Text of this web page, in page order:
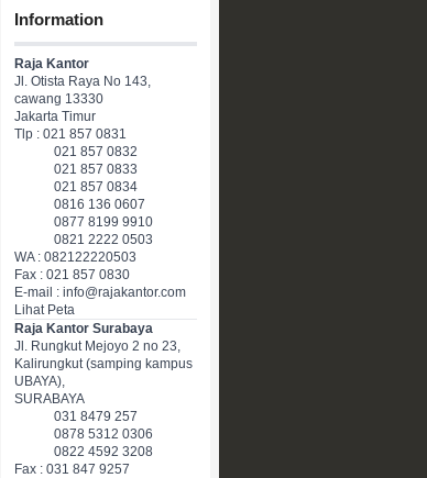
Information
Raja Kantor
Jl. Otista Raya No 143,
cawang 13330
Jakarta Timur
Tlp : 021 857 0831
021 857 0832
021 857 0833
021 857 0834
0816 136 0607
0877 8199 9910
0821 2222 0503
WA : 082122220503
Fax : 021 857 0830
E-mail : info@rajakantor.com
Lihat Peta
Raja Kantor Surabaya
Jl. Rungkut Mejoyo 2 no 23,
Kalirungkut (samping kampus
UBAYA),
SURABAYA
031 8479 257
0878 5312 0306
0822 4592 3208
Fax : 031 847 9257